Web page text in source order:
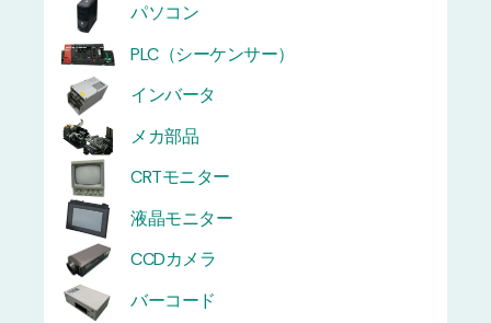
パソコン
PLC（シーケンサー）
インバータ
メカ部品
CRTモニター
液晶モニター
CCDカメラ
バーコード